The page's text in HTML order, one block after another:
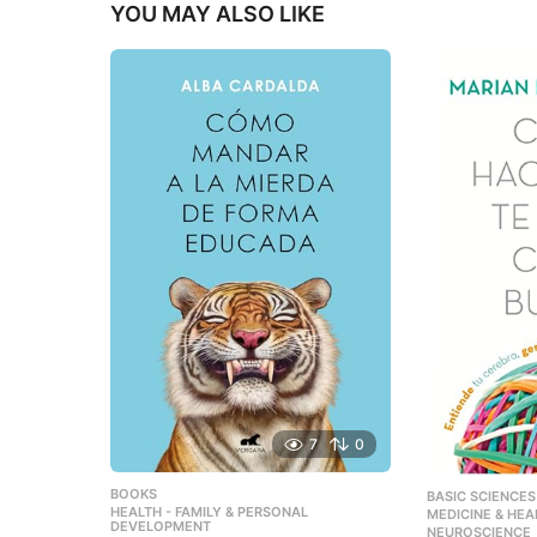
YOU MAY ALSO LIKE
7 0
BOOKS
HEALTH - FAMILY & PERSONAL
DEVELOPMENT
BASIC SCIENCES
MEDICINE &
NEUROSCIENCE